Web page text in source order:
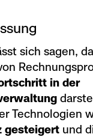
sich sagen,
in der
Technologien
gesteigert und